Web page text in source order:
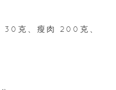
30克、瘦肉 200克、